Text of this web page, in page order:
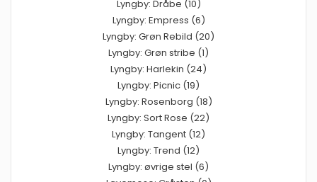
Lyngby: Dråbe (10)
Lyngby: Empress (6)
Lyngby: Grøn Rebild (20)
Lyngby: Grøn stribe (1)
Lyngby: Harlekin (24)
Lyngby: Picnic (19)
Lyngby: Rosenborg (18)
Lyngby: Sort Rose (22)
Lyngby: Tangent (12)
Lyngby: Trend (12)
Lyngby: øvrige stel (6)